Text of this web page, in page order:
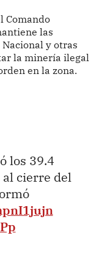
Comando
las
y otras
la minería ilegal
en la zona.
los 39.4
cierre del